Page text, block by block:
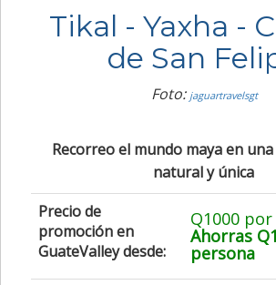
Tikal - Yaxha -
de San
Foto: jaguartravelsgt
Recorreo el mundo maya en
natural y única
Precio de
promoción en
GuateValley desde:
Q1000
Ahorras
persona